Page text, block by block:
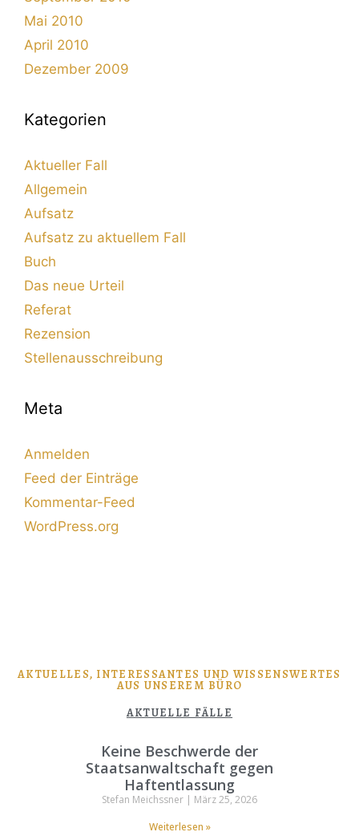
Mai 2010
April 2010
Dezember 2009
Kategorien
Aktueller Fall
Allgemein
Aufsatz
Aufsatz zu aktuellem Fall
Buch
Das neue Urteil
Referat
Rezension
Stellenausschreibung
Meta
Anmelden
Feed der Einträge
Kommentar-Feed
WordPress.org
AKTUELLES, INTERESSANTES UND WISSENSWERTES
AUS UNSEREM BÜRO
AKTUELLE FÄLLE
Keine Beschwerde der
Staatsanwaltschaft gegen
Haftentlassung
Stefan Meichssner
März 25, 2026
Weiterlesen »